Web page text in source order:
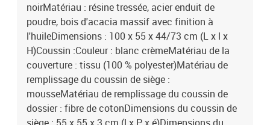
noirMatériau : résine tressée, acier enduit de
poudre, bois d'acacia massif avec finition à
l'huileDimensions : 100 x 55 x 44/73 cm (L x l x
H)Coussin :Couleur : blanc crèmeMatériau de la
couverture : tissu (100 % polyester)Matériau de
remplissage du coussin de siège :
mousseMatériau de remplissage du coussin de
dossier : fibre de cotonDimensions du coussin de